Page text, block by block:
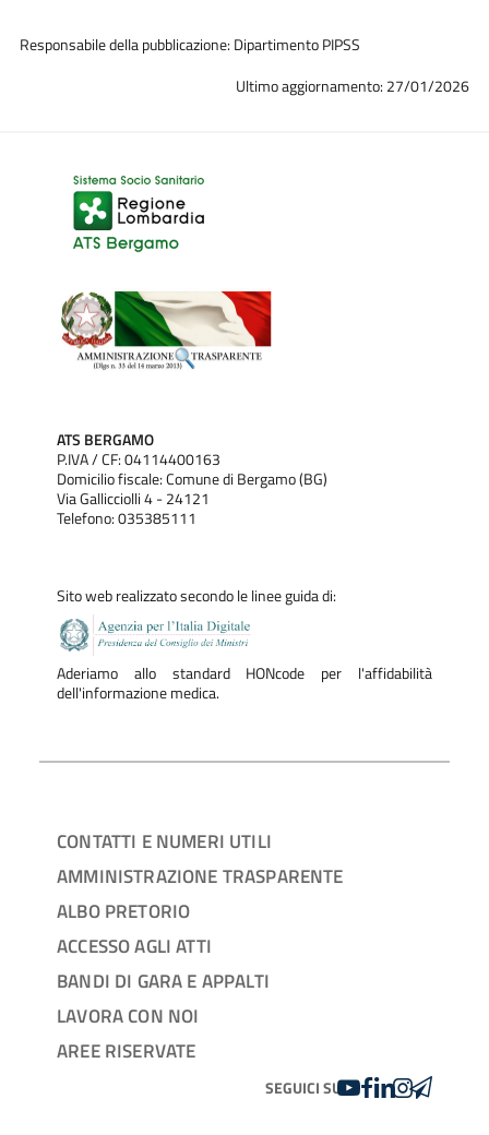
Responsabile della pubblicazione: Dipartimento PIPSS
Ultimo aggiornamento: 27/01/2026
ATS BERGAMO
P.IVA / CF: 04114400163
Domicilio fiscale: Comune di Bergamo (BG)
Via Gallicciolli 4 - 24121
Telefono: 035385111
Sito web realizzato secondo le linee guida di:
Aderiamo allo standard HONcode per l'affidabilità
dell'informazione medica.
CONTATTI E NUMERI UTILI
AMMINISTRAZIONE TRASPARENTE
ALBO PRETORIO
ACCESSO AGLI ATTI
BANDI DI GARA E APPALTI
LAVORA CON NOI
AREE RISERVATE
SEGUICI SUYOUTUBE
FACEBOOK
LINKEDIN
INSTAGRAM